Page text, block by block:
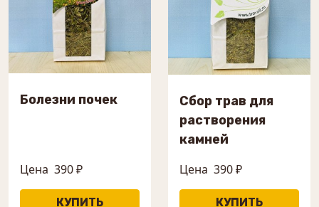
Болезни почек
Цена 390 ₽
Сбор трав для
растворения
камней
Цена 390 ₽